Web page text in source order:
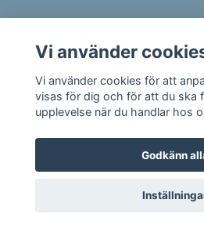
Sociala medier
© 2026 Jonic
Vi använder
Vi använder cookies för att
visas för dig och för att du ska
upplevelse när du handlar hos
Godkänn